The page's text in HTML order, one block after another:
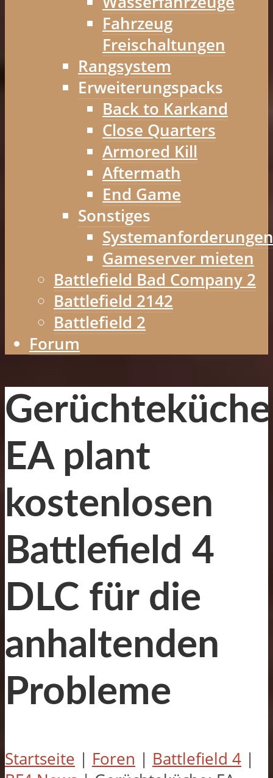
Fahrzeug
Freischaltungen
Rangsystem
Erweiterungspacks
Back to Karkand
Close Quarters
Armored Kill
Aftermath
End Game
Sonstiges
Systemanforderungen
Gameserver mieten
Battlefield Bad Company 2
Battlefield 2142
Battlefield 2
Forum
EA plant
kostenlosen
Battlefield 4
DLC für die
anhaltenden
Probleme
Startseite | Foren | Battlefield 4 |